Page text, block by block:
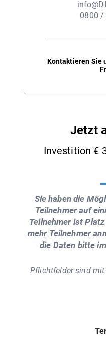
0800 /
Kontaktieren Sie
Jetzt
Investition €
Sie haben die
Teilnehmer auf
Teilnehmer ist
mehr Teilnehmer
die Daten bitte
Pflichtfelder sind